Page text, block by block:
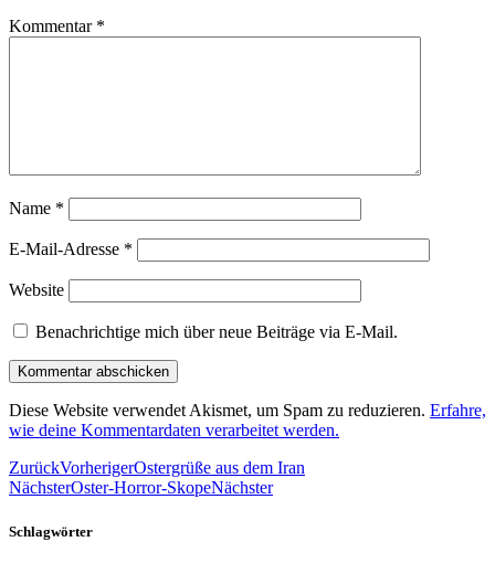
Kommentar *
Name *
E-Mail-Adresse *
Website
Benachrichtige mich über neue Beiträge via E-Mail.
Diese Website verwendet Akismet, um Spam zu reduzieren. Erfahre,
wie deine Kommentardaten verarbeitet werden.
ZurückVorherigerOstergrüße aus dem Iran
NächsterOster-Horror-SkopeNächster
Schlagwörter